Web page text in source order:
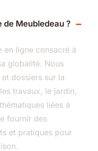
de Meubledeau ?
en ligne consacré à
globalité. Nous
dossiers sur la
travaux, le jardin,
liées à
fournir des
et pratiques pour